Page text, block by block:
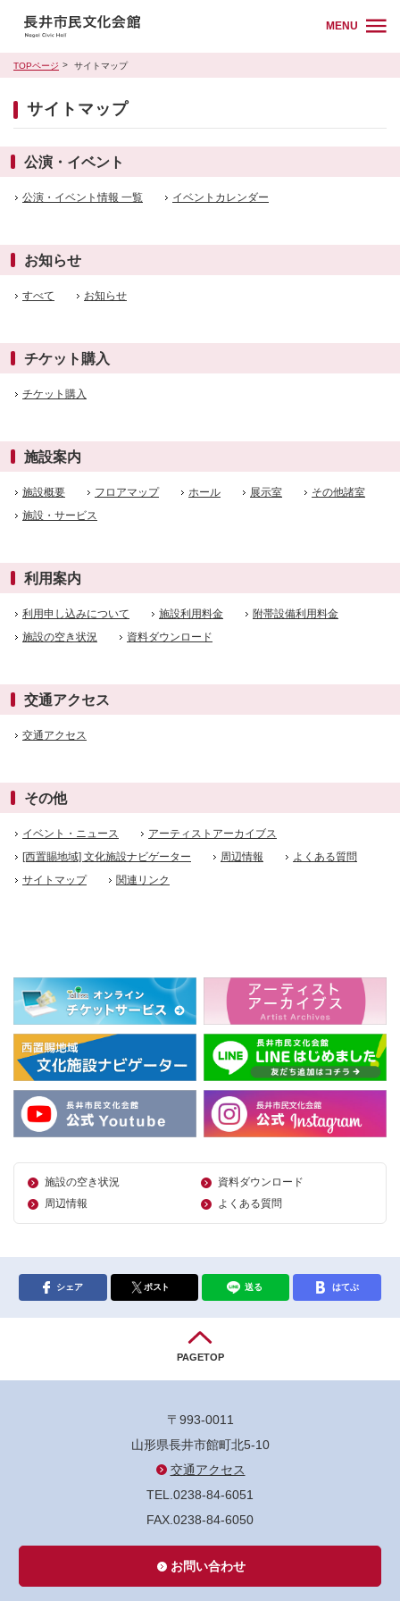
MENU
TOPページ サイトマップ
サイトマップ
公演・イベント
公演・イベント情報 一覧 イベントカレンダー
お知らせ
すべて お知らせ
チケット購入
チケット購入
施設案内
施設概要 フロアマップ ホール 展示室
その他諸室
施設・サービス
利用案内
利用申し込みについて 施設利用料金
附帯設備利用料金
施設の空き状況
資料ダウンロード
交通アクセス
交通アクセス
その他
イベント・ニュース
アーティストアーカイブス
[西置賜地域] 文化施設ナビゲーター
周辺情報
よくある質問
サイトマップ
関連リンク
施設の空き状況
資料ダウンロード
周辺情報
よくある質問
シェア ポスト 送る はてぶ
PAGETOP
〒993-0011
山形県長井市館町北5-10
交通アクセス
TEL.0238-84-6051
FAX.0238-84-6050
お問い合わせ